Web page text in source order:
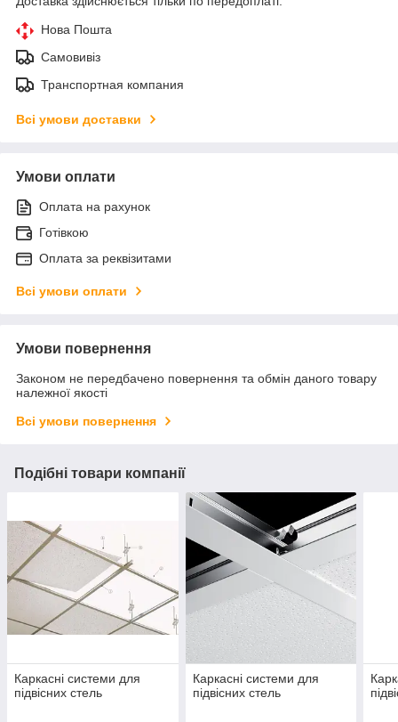
Нова Пошта
Самовивіз
Транспортная компания
Всі умови доставки
Умови оплати
Оплата на рахунок
Готівкою
Оплата за реквізитами
Всі умови оплати
Умови повернення
Законом не передбачено повернення та обмін даного товару
належної якості
Всі умови повернення
Подібні товари компанії
Каркасні системи для
підвісних стель
Каркасні системи для
підвісних стель